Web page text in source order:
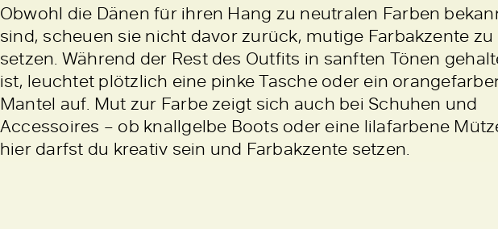
Obwohl die Dänen für ihren Hang zu neutralen Farben
sind, scheuen sie nicht davor zurück, mutige Farbakzente zu
setzen. Während der Rest des Outfits in sanften Tönen
ist, leuchtet plötzlich eine pinke Tasche oder ein
Mantel auf. Mut zur Farbe zeigt sich auch bei Schuhen und
Accessoires – ob knallgelbe Boots oder eine lilafarbene
hier darfst du kreativ sein und Farbakzente setzen.